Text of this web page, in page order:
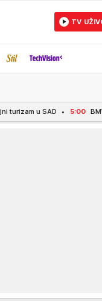
TV
BMW-OM SE ZABILA U